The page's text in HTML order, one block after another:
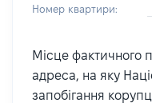
Номер квартири:
Місце фактичного
адреса, на яку
запобігання